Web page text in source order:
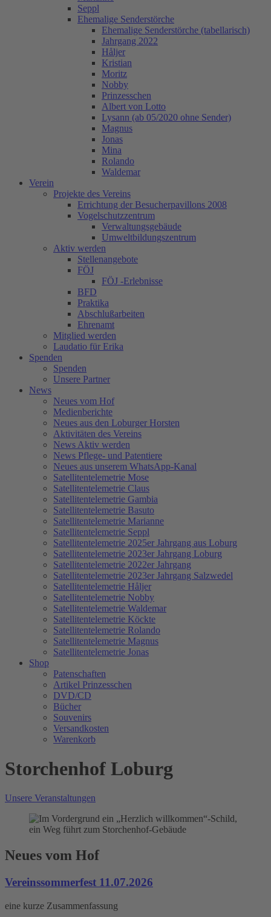
Seppl
Ehemalige Senderstörche
Ehemalige Senderstörche (tabellarisch)
Jahrgang 2022
Håljer
Kristian
Moritz
Nobby
Prinzesschen
Albert von Lotto
Lysann (ab 05/2020 ohne Sender)
Magnus
Jonas
Mina
Rolando
Waldemar
Verein
Projekte des Vereins
Errichtung der Besucherpavillons 2008
Vogelschutzzentrum
Verwaltungsgebäude
Umweltbildungszentrum
Aktiv werden
Stellenangebote
FÖJ
FÖJ -Erlebnisse
BFD
Praktika
Abschlußarbeiten
Ehrenamt
Mitglied werden
Laudatio für Erika
Spenden
Spenden
Unsere Partner
News
Neues vom Hof
Medienberichte
Neues aus den Loburger Horsten
Aktivitäten des Vereins
News Aktiv werden
News Pflege- und Patentiere
Neues aus unserem WhatsApp-Kanal
Satellitentelemetrie Mose
Satellitentelemetrie Claus
Satellitentelemetrie Gambia
Satellitentelemetrie Basuto
Satellitentelemetrie Marianne
Satellitentelemetrie Seppl
Satellitentelemetrie 2025er Jahrgang aus Loburg
Satellitentelemetrie 2023er Jahrgang Loburg
Satellitentelemetrie 2022er Jahrgang
Satellitentelemetrie 2023er Jahrgang Salzwedel
Satellitentelemetrie Håljer
Satellitentelemetrie Nobby
Satellitentelemetrie Waldemar
Satellitentelemetrie Köckte
Satellitentelemetrie Rolando
Satellitentelemetrie Magnus
Satellitentelemetrie Jonas
Shop
Patenschaften
Artikel Prinzesschen
DVD/CD
Bücher
Souvenirs
Versandkosten
Warenkorb
Storchenhof Loburg
Unsere Veranstaltungen
Neues vom Hof
Vereinssommerfest 11.07.2026
eine kurze Zusammenfassung